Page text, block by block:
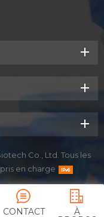
Co., Ltd. Tous les
en charge
DE CONFIDENTIALITÉ
À
CONTACT